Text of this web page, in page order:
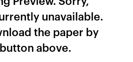
unavailable.
the paper by
above.